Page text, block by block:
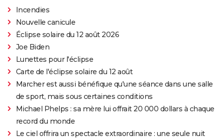
Incendies
Nouvelle canicule
Éclipse solaire du 12 août 2026
Joe Biden
Lunettes pour l'éclipse
Carte de l'éclipse solaire du 12 août
Marcher est aussi bénéfique qu'une séance dans une salle
de sport, mais sous certaines conditions
Michael Phelps : sa mère lui offrait 20 000 dollars à chaque
record du monde
Le ciel offrira un spectacle extraordinaire : une seule nuit